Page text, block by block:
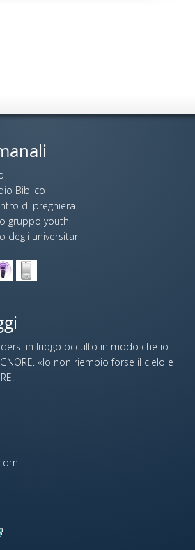
Biblico
di preghiera
gruppo youth
degli universitari
in luogo occulto in modo che io
«Io non riempio forse il cielo e